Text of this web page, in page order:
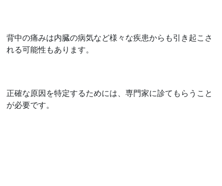
背中の痛みは内臓の病気など様々な疾患からも引き起こさ
れる可能性もあります。
正確な原因を特定するためには、専門家に診てもらうこと
が必要です。